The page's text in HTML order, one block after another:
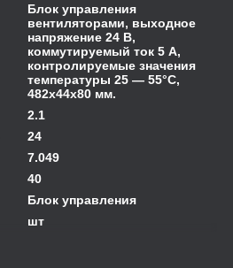
Блок управления
вентиляторами, выходное
напряжение 24 В,
коммутируемый ток 5 А,
контролируемые значения
температуры 25 — 55°С,
482x44x80 мм.
2.1
24
7.049
40
Блок управления
шт